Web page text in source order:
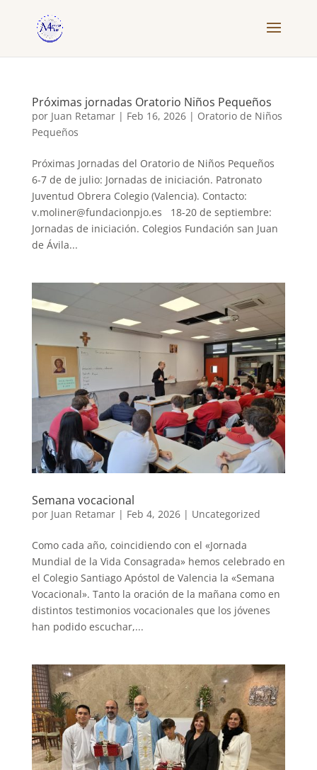
Próximas jornadas Oratorio Niños Pequeños
por Juan Retamar| Feb 16, 2026| Oratorio de Niños
Pequeños
Próximas Jornadas del Oratorio de Niños Pequeños
6-7 de de julio: Jornadas de iniciación. Patronato
Juventud Obrera Colegio (Valencia). Contacto:
v.moliner@fundacionpjo.es 18-20 de septiembre:
Jornadas de iniciación. Colegios Fundación san Juan
de Ávila...
Semana vocacional
por Juan Retamar| Feb 4, 2026| Uncategorized
Como cada año, coincidiendo con el «Jornada
Mundial de la Vida Consagrada» hemos celebrado en
el Colegio Santiago Apóstol de Valencia la «Semana
Vocacional». Tanto la oración de la mañana como en
distintos testimonios vocacionales que los jóvenes
han podido escuchar,...